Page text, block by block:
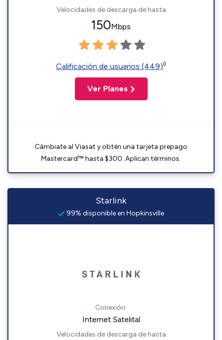
Velocidades de descarga de hasta
150Mbps
Calificación de usuarios (449)◊
Ver Planes
Cámbiate al Viasat y obtén una tarjeta prepago
Mastercard™ hasta $300. Aplican términos.
Starlink
99% disponible en Hopkinsville
Conexión:
Internet Satelital
Velocidades de descarga de hasta